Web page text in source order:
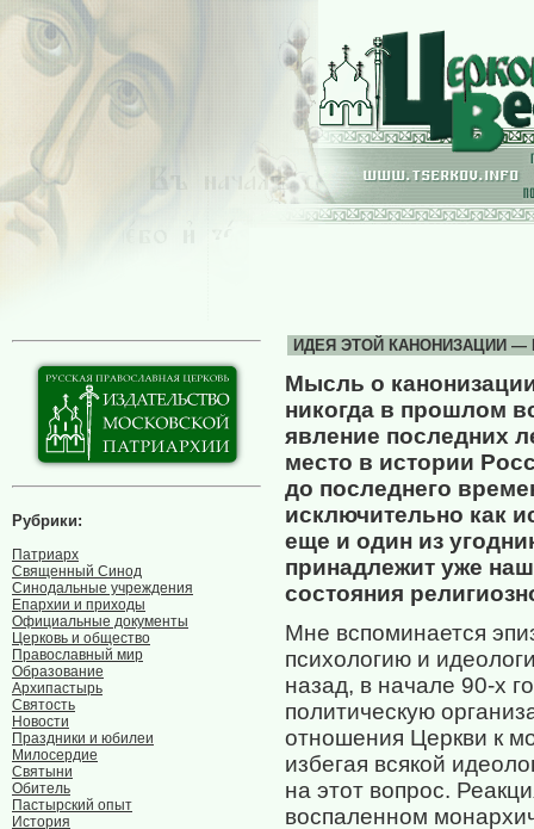
Рубрики:
Патриарх
Священный Синод
Синодальные учреждения
Епархии и приходы
Официальные документы
Церковь и общество
Православный мир
Образование
Архипастырь
Святость
Новости
Праздники и юбилеи
Милосердие
Святыни
Обитель
Пастырский опыт
История
ИДЕЯ ЭТОЙ КАНОНИЗАЦИИ —
Мысль о
никогда в прошлом
явление последних
место в истории
до последнего
исключительно как
еще и один из
принадлежит уже
состояния
Мне вспоминается
психологию и
назад, в начале 90-х
политическую
отношения Церкви к
избегая всякой
на этот вопрос.
воспаленном